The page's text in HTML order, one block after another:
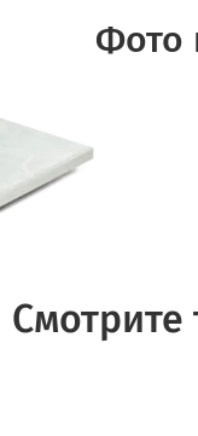
Фото
Смотрите